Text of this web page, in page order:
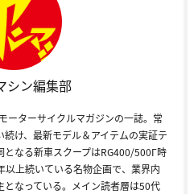
シン編集部
ーターサイクルマガジンの一誌。常
け、最新モデル＆アイテムの実証テ
となる新車スクープはRG400/500Γ時
上続いている名物企画で、業界内
なっている。メイン読者層は50代